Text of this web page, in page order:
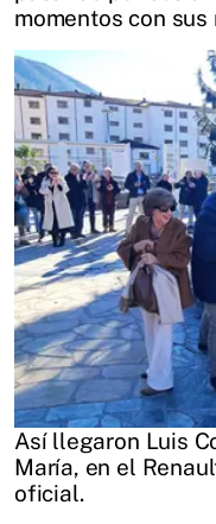
momentos con sus
Así llegaron Luis
María, en el
oficial.